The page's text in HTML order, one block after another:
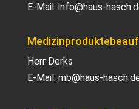
E-Mail: info@haus-
Herr Derks
E-Mail: mb@haus-